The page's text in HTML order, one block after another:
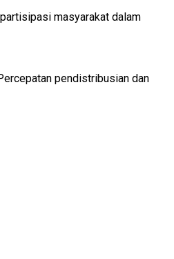
masyarakat dalam
pendistribusian dan